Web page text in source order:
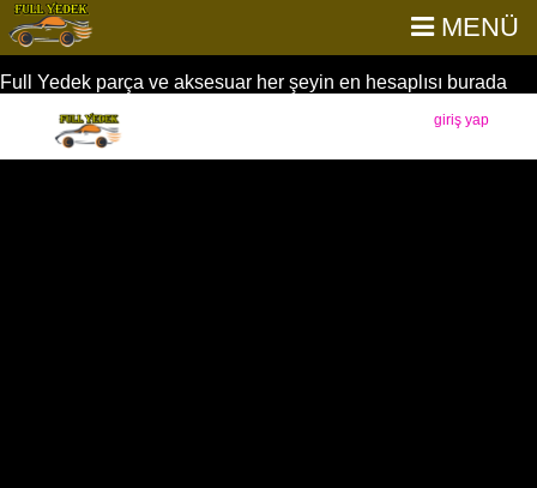
MENÜ
Full Yedek parça ve aksesuar her şeyin en hesaplısı burada
giriş yap